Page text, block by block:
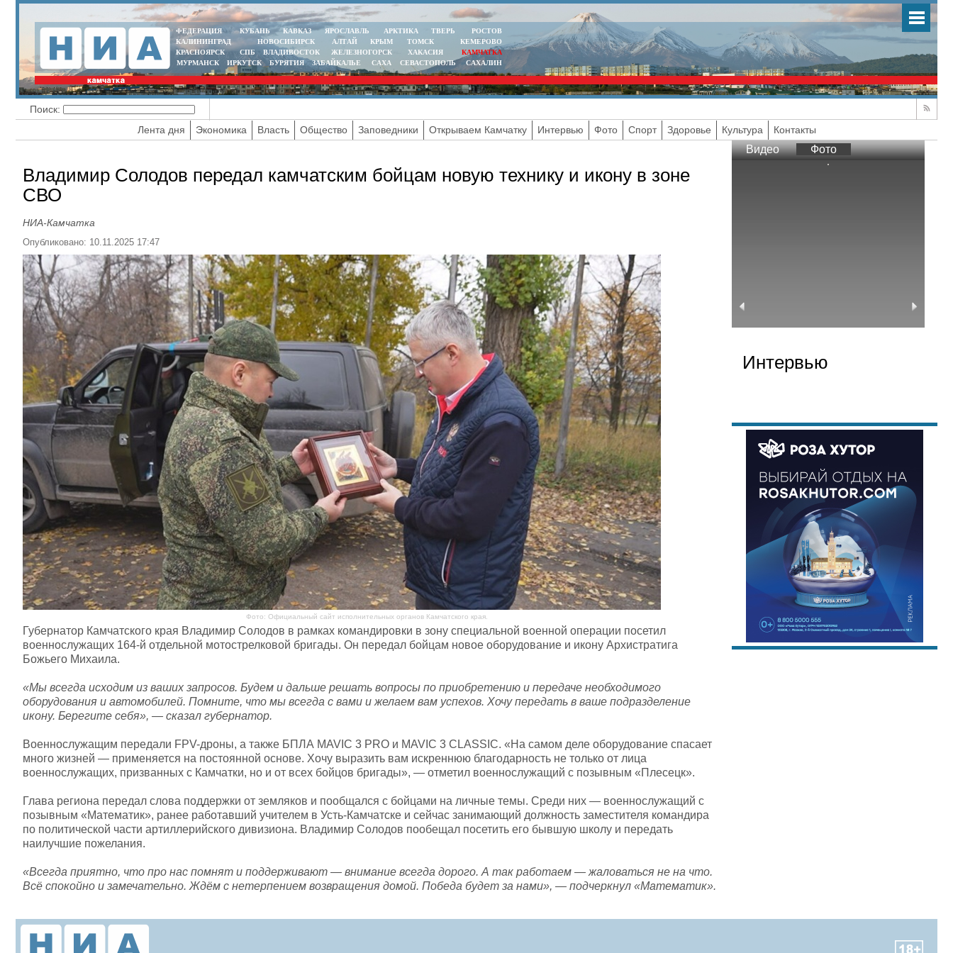
ФЕДЕРАЦИЯ КУБАНЬ КАВКАЗ ЯРОСЛАВЛЬ АРКТИКА ТВЕРЬ
РОСТОВ
КАЛИНИНГРАД
НОВОСИБИРСК АЛТАЙ КРЫМ ТОМСК
КЕМЕРОВО
КРАСНОЯРСК
СПБ ВЛАДИВОСТОК ЖЕЛЕЗНОГОРСК ХАКАСИЯ
КАМЧАТКА
МУРМАНСК
ИРКУТСК БУРЯТИЯ ЗАБАЙКАЛЬЕ САХА СЕВАСТОПОЛЬ САХАЛИН
Поиск:
Лента дня
Экономика Власть Общество Заповедники Открываем Камчатку Интервью Фото Спорт Здоровье Культура Контакты
Владимир Солодов передал камчатским бойцам новую технику и икону в зоне
СВО
НИА-Камчатка
Опубликовано: 10.11.2025 17:47
Фото: Официальный сайт исполнительных органов Камчатского края.
Губернатор Камчатского края Владимир Солодов в рамках командировки в зону специальной военной операции посетил
военнослужащих 164-й отдельной мотострелковой бригады. Он передал бойцам новое оборудование и икону Архистратига
Божьего Михаила.
«Мы всегда исходим из ваших запросов. Будем и дальше решать вопросы по приобретению и передаче необходимого
оборудования и автомобилей. Помните, что мы всегда с вами и желаем вам успехов. Хочу передать в ваше подразделение
икону. Берегите себя», — сказал губернатор.
Военнослужащим передали FPV-дроны, а также БПЛА MAVIC 3 PRO и MAVIC 3 CLASSIC. «На самом деле оборудование спасает
много жизней — применяется на постоянной основе. Хочу выразить вам искреннюю благодарность не только от лица
военнослужащих, призванных с Камчатки, но и от всех бойцов бригады», — отметил военнослужащий с позывным «Плесецк».
Глава региона передал слова поддержки от земляков и пообщался с бойцами на личные темы. Среди них — военнослужащий с
позывным «Математик», ранее работавший учителем в Усть-Камчатске и сейчас занимающий должность заместителя командира
по политической части артиллерийского дивизиона. Владимир Солодов пообещал посетить его бывшую школу и передать
наилучшие пожелания.
«Всегда приятно, что про нас помнят и поддерживают — внимание всегда дорого. А так работаем — жаловаться не на что.
Всё спокойно и замечательно. Ждём с нетерпением возвращения домой. Победа будет за нами», — подчеркнул «Математик».
Видео Фото
Интервью